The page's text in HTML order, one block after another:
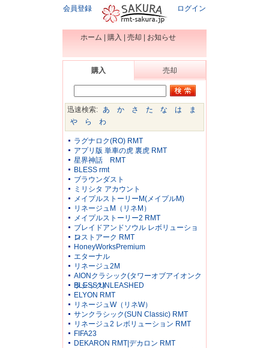
会員登録 ログイン
ホーム 購入 売却 お知らせ
購入 売却
迅速検索: あ か さ た な は
ま
や
ら わ
ラグナロク(RO) RMT
アプリ版 単車の虎 裏虎 RMT
星界神話 RMT
BLESS rmt
ブラウンダスト
ミリシタ アカウント
メイプルストーリーM(メイプルM)
リネージュM（リネM）
メイプルストーリー2 RMT
ブレイドアンドソウル レボリューショ
ン
ロストアーク RMT
HoneyWorksPremium
エターナル
リネージュ2M
AIONクラシック(タワーオブアイオンク
ラシック)
BLESS UNLEASHED
ELYON RMT
リネージュW（リネW）
サンクラシック(SUN Classic) RMT
リネージュ2 レボリューション RMT
FIFA23
DEKARON RMT|デカロン RMT